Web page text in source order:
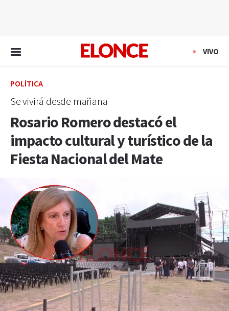
VIVO
POLÍTICA
Se vivirá desde mañana
Rosario Romero destacó el
impacto cultural y turístico de la
Fiesta Nacional del Mate